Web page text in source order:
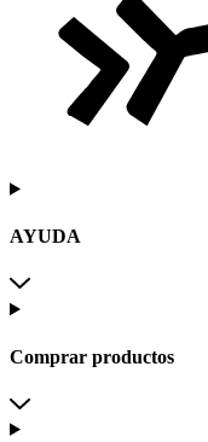
AYUDA
Comprar productos